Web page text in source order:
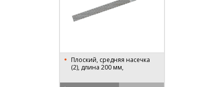
Плоский, средняя насечка
(2), длина 200 мм,